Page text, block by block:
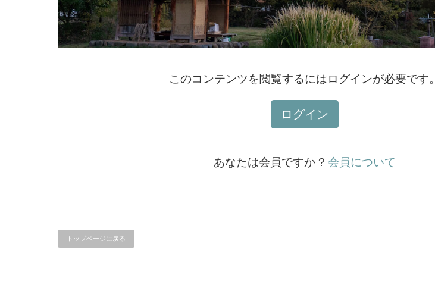
このコンテンツを閲覧するにはログインが必要です。
ログイン
あなたは会員ですか ? 会員について
トップページに戻る